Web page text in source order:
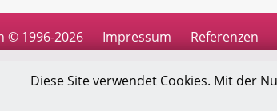
© 1996-2026 Impressum Referenzen
Diese Site verwendet Cookies. Mit der